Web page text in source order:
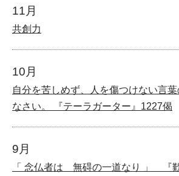
11月
共創力
10月
自分を苦しめず、人を傷つけない言葉
なさい。 『テーラガーター』1227偈
9月
「 念仏者は 無碍の一道なり 」 『歎